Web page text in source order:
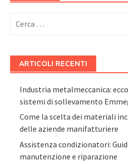
per:
ARTICOLI RECENTI
Industria metalmeccanica:
sistemi di sollevamento
Come la scelta dei materiali
delle aziende manifatturiere
Assistenza condizionatori:
manutenzione e riparazione